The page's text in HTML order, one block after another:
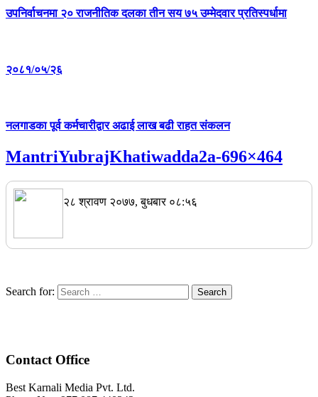
उपनिर्वाचनमा २० राजनीतिक दलका तीन सय ७५ उम्मेदवार प्रतिस्पर्धामा
२०८१/०५/२६
नलगाडका पूर्व कर्मचारीद्वार अढाई लाख बढी राहत संकलन
MantriYubrajKhatiwadda2a-696×464
२८ श्रावण २०७७, बुधबार ०८:५६
Search for:
Contact Office
Best Karnali Media Pvt. Ltd.